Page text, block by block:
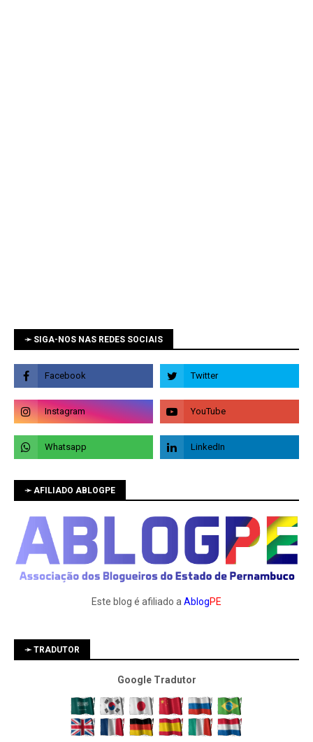
➛ SIGA-NOS NAS REDES SOCIAIS
➛ AFILIADO ABLOGPE
Este blog é afiliado aAblogPE
➛ TRADUTOR
Google Tradutor